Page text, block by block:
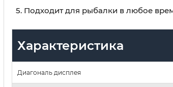
Подходит для рыбалки в любое
Характеристика
Диагональ дисплея